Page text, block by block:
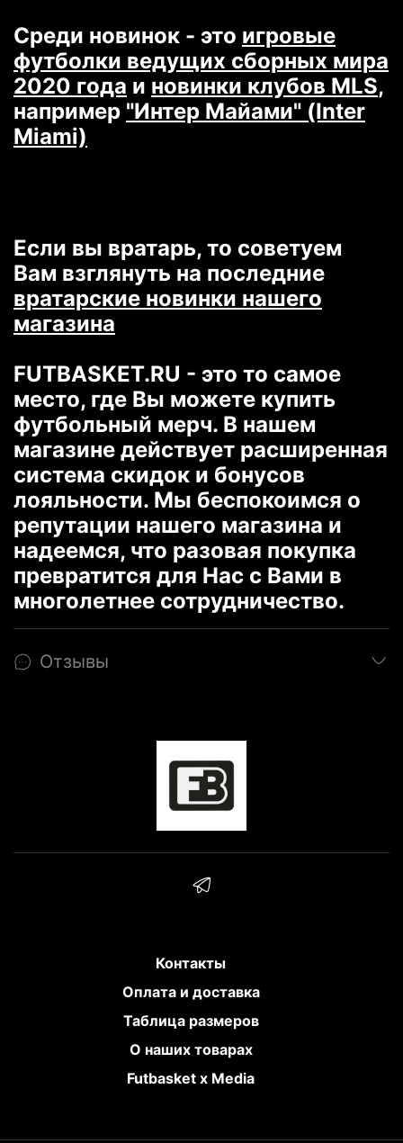
Среди новинок - это игровые
футболки ведущих сборных мира
2020 года и новинки клубов MLS,
например "Интер Майами" (Inter
Miami)
Если вы вратарь, то советуем
Вам взглянуть на последние
вратарские новинки нашего
магазина
FUTBASKET.RU - это то самое
место, где Вы можете купить
футбольный мерч. В нашем
магазине действует расширенная
система скидок и бонусов
лояльности. Мы беспокоимся о
репутации нашего магазина и
надеемся, что разовая покупка
превратится для Нас с Вами в
многолетнее сотрудничество.
Отзывы
Контакты
Оплата и доставка
Таблица размеров
О наших товарах
Futbasket x Media